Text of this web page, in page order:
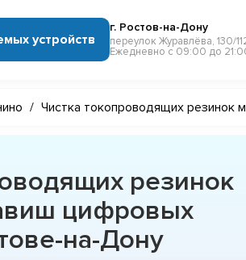
устройств
г. Ростов-на-Дону
переулок Журавлёва, 130/
Ежедневно с 09:00 до
/ Чистка токопроводящих резинок
резинок
цифровых
на-Дону